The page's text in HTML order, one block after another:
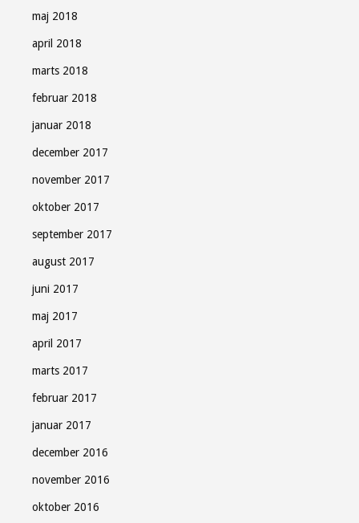
maj 2018
april 2018
marts 2018
februar 2018
januar 2018
december 2017
november 2017
oktober 2017
september 2017
august 2017
juni 2017
maj 2017
april 2017
marts 2017
februar 2017
januar 2017
december 2016
november 2016
oktober 2016